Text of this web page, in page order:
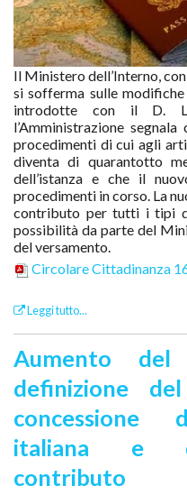
Il Ministero dell’Interno,
si sofferma sulle
introdotte con il D.
l’Amministrazione
procedimenti di cui agli
diventa di quarantotto
dell’istanza e che il
procedimenti in corso. La
contributo per tutti i tipi
possibilità da parte del
del versamento.
Circolare Cittadinanza
Leggi tutto...
Aumento
definizione
concessione
italiana e
contributo